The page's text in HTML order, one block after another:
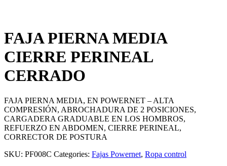
FAJA PIERNA MEDIA
CIERRE PERINEAL
CERRADO
FAJA PIERNA MEDIA, EN POWERNET – ALTA
COMPRESIÓN, ABROCHADURA DE 2 POSICIONES,
CARGADERA GRADUABLE EN LOS HOMBROS,
REFUERZO EN ABDOMEN, CIERRE PERINEAL,
CORRECTOR DE POSTURA
SKU: PF008C Categories: Fajas Powernet, Ropa control